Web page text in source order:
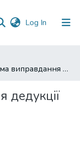
Log In (current)
Проблема виправдання дедукції
дедукції